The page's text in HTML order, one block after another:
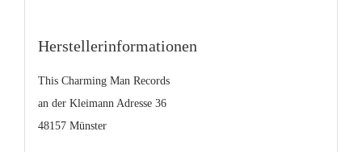
Herstellerinformationen
This Charming Man Records
an der Kleimann Adresse 36
48157 Münster